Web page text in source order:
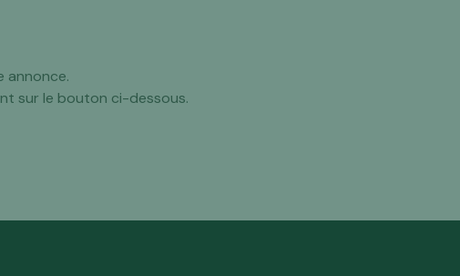
annonce.
sur le bouton ci-dessous.